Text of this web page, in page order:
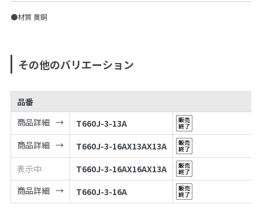
●材質 黄銅
その他のバリエーション
品番
商品詳細
T660J-3-13A
商品詳細
T660J-3-16AX13AX13A
表示中
T660J-3-16AX16AX13A
商品詳細
T660J-3-16A